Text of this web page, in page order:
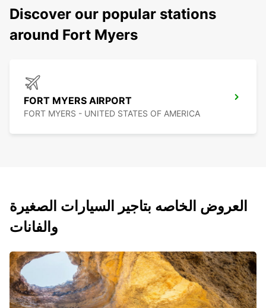
Discover our popular stations
around Fort Myers
FORT MYERS AIRPORT
FORT MYERS - UNITED STATES OF AMERICA
العروض الخاصه بتاجير السيارات الصغيرة
والفانات